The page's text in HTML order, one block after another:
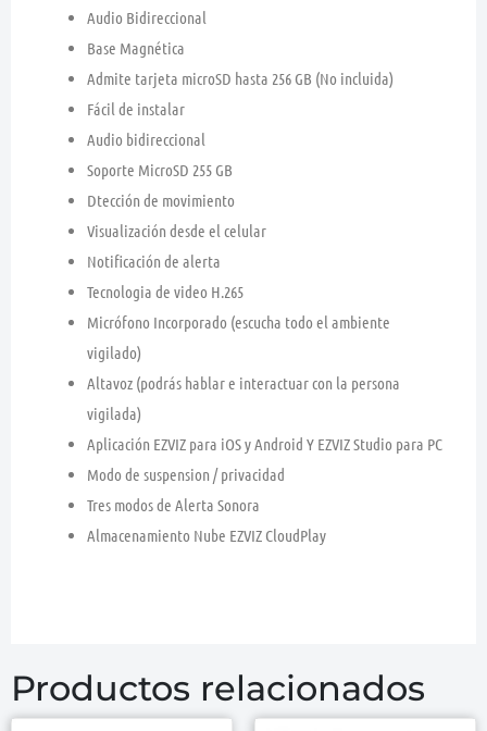
Audio Bidireccional
Base Magnética
Admite tarjeta microSD hasta 256 GB (No incluida)
Fácil de instalar
Audio bidireccional
Soporte MicroSD 255 GB
Dtección de movimiento
Visualización desde el celular
Notificación de alerta
Tecnologia de video H.265
Micrófono Incorporado (escucha todo el ambiente
vigilado)
Altavoz (podrás hablar e interactuar con la persona
vigilada)
Aplicación EZVIZ para iOS y Android Y EZVIZ Studio para PC
Modo de suspension / privacidad
Tres modos de Alerta Sonora
Almacenamiento Nube EZVIZ CloudPlay
Productos relacionados